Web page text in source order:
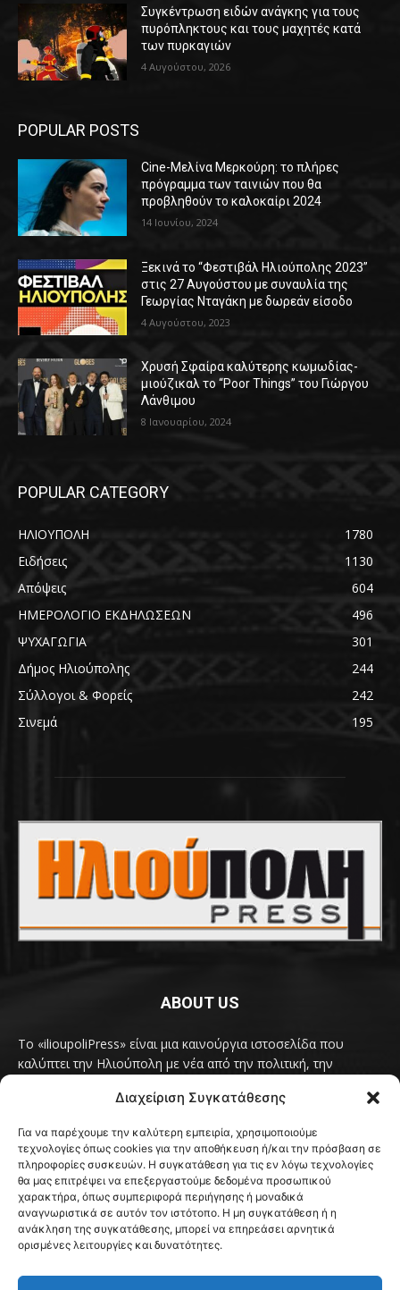
Διαχείριση Συγκατάθεσης
Για να παρέχουμε την καλύτερη εμπειρία, χρησιμοποιούμε
τεχνολογίες όπως cookies για την αποθήκευση ή/και την πρόσβαση σε
πληροφορίες συσκευών. Η συγκατάθεση για τις εν λόγω τεχνολογίες
θα μας επιτρέψει να επεξεργαστούμε δεδομένα προσωπικού
χαρακτήρα, όπως συμπεριφορά περιήγησης ή μοναδικά
αναγνωριστικά σε αυτόν τον ιστότοπο. Η μη συγκατάθεση ή η
ανάκληση της συγκατάθεσης, μπορεί να επηρεάσει αρνητικά
ορισμένες λειτουργίες και δυνατότητες.
Συγκέντρωση ειδών ανάγκης για τους
πυρόπληκτους και τους μαχητές κατά
των πυρκαγιών
4 Αυγούστου, 2026
POPULAR POSTS
Cine-Μελίνα Μερκούρη: το πλήρες
πρόγραμμα των ταινιών που θα
προβληθούν το καλοκαίρι 2024
14 Ιουνίου, 2024
Ξεκινά το “Φεστιβάλ Ηλιούπολης 2023”
στις 27 Αυγούστου με συναυλία της
Γεωργίας Νταγάκη με δωρεάν είσοδο
4 Αυγούστου, 2023
Χρυσή Σφαίρα καλύτερης κωμωδίας-
μιούζικαλ το “Poor Things” του Γιώργου
Λάνθιμου
8 Ιανουαρίου, 2024
POPULAR CATEGORY
ΗΛΙΟΥΠΟΛΗ
1780
Ειδήσεις
1130
Απόψεις
604
ΗΜΕΡΟΛΟΓΙΟ ΕΚΔΗΛΩΣΕΩΝ
496
ΨΥΧΑΓΩΓΙΑ
301
Δήμος Ηλιούπολης
244
Σύλλογοι & Φορείς
242
Σινεμά
195
ABOUT US
Το «ilioupoliPress» είναι μια καινούργια ιστοσελίδα που
καλύπτει την Ηλιούπολη με νέα από την πολιτική, την
Ηλιούπολης, των δημοτικών παρατάξεων και των
κάτι να πουν.Διαβάστε εδώ
Επικοινωνήστε μαζί μας στοilioupolipress1@yahoo.com
FOLLOW US